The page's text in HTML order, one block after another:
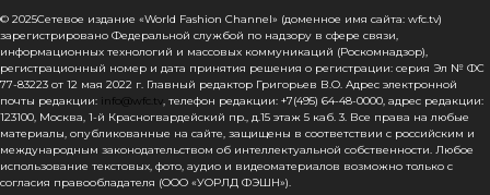
сайта, вы подтверждаете свое согласие на использование
файлов cookie в соответствии с настоящим уведомлением
в отношении данного типа файлов. Если вы не согласны
с тем, чтобы мы использовали данный тип файлов,
то вы должны соответствующим образом установить
настройки вашего браузера или не использовать сайт wfc.tv
© 2025Сетевое издание «World Fashion Channel» (доменное имя сайта: wfc.tv)
зарегистрировано Федеральной службой по надзору в сфере связи,
информационных технологий и массовых коммуникаций (Роскомнадзор),
регистрационный номер и дата принятия решения о регистрации: серия Эл № ФС
77-83223 от 12 мая 2022 г. Главный редактор Григорьев В.О. Адрес электронной
почты редакции: info@wfc.tv, телефон редакции: +7(495) 64-48-0000, адрес редакции:
123100, Москва, 1-й Красногвардейский пр., д.15 этаж 5 каб. 3. Все права на любые
материалы, опубликованные на сайте, защищены в соответствии с российским и
международным законодательством об интеллектуальной собственности. Любое
использование текстовых, фото, аудио и видеоматериалов возможно только с
согласия правообладателя (ООО «УОРЛД ФЭШН»).